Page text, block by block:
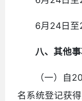
6月24日至
八、其他
（一）自
名系统登记获